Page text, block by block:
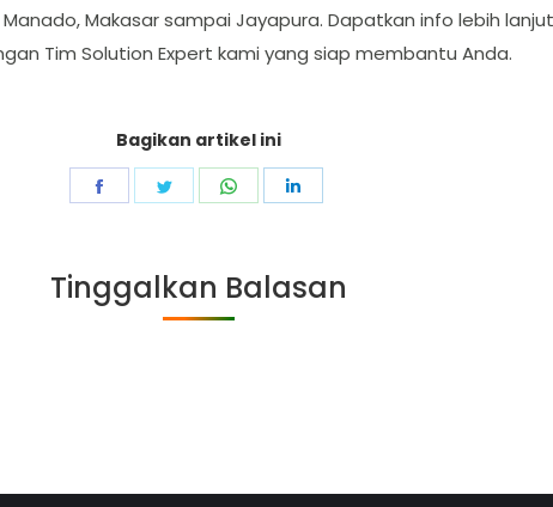
Makasar sampai Jayapura. Dapatkan info lebih
Tim Solution Expert kami yang siap membantu Anda.
Bagikan artikel ini
Share
Share
Share
Tinggalkan Balasan